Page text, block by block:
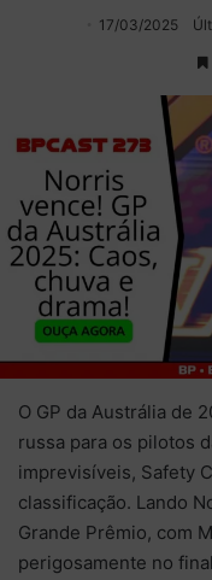
17/03/2025
O GP da Austrália de
russa para os pilotos
imprevisíveis, Safety
classificação. Lando
Grande Prêmio, com
perigosamente no